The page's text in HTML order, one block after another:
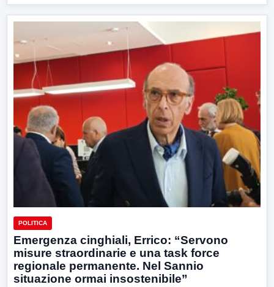
POLITICA
Emergenza cinghiali, Errico: “Servono
misure straordinarie e una task force
regionale permanente. Nel Sannio
situazione ormai insostenibile”